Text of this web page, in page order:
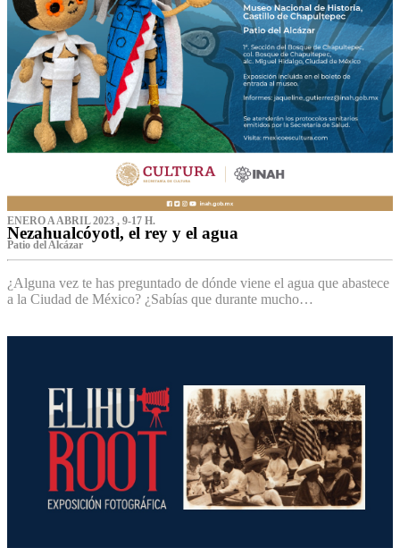
ENERO A ABRIL 2023 , 9-17 H.
Nezahualcóyotl, el rey y el agua
Patio del Alcázar
¿Alguna vez te has preguntado de dónde viene el agua que abastece
a la Ciudad de México? ¿Sabías que durante mucho…